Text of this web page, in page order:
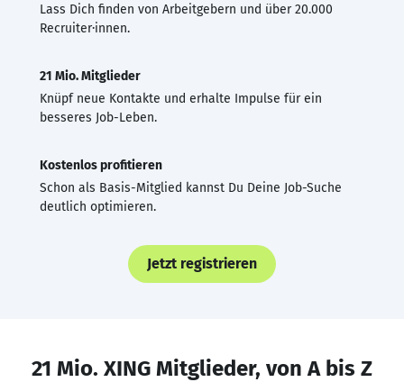
Lass Dich finden von Arbeitgebern und über 20.000
Recruiter·innen.
21 Mio. Mitglieder
Knüpf neue Kontakte und erhalte Impulse für ein
besseres Job-Leben.
Kostenlos profitieren
Schon als Basis-Mitglied kannst Du Deine Job-Suche
deutlich optimieren.
Jetzt registrieren
21 Mio. XING Mitglieder, von A bis Z